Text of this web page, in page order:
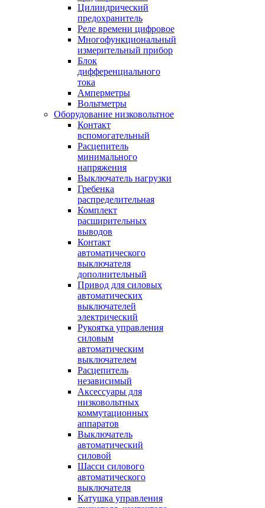
Цилиндрический
предохранитель
Реле времени цифровое
Многофункциональный
измерительный прибор
Блок
дифференциального
тока
Амперметры
Вольтметры
Оборудование низковольтное
Контакт
вспомогательный
Расцепитель
минимального
напряжения
Выключатель нагрузки
Гребенка
распределительная
Комплект
расширительных
выводов
Контакт
автоматического
выключателя
дополнительный
Привод для силовых
автоматических
выключателей
электрический
Рукоятка управления
силовым
автоматическим
выключателем
Расцепитель
независимый
Аксессуары для
низковольтных
коммутационных
аппаратов
Выключатель
автоматический
силовой
Шасси силового
автоматического
выключателя
Катушка управления